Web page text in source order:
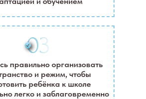
правильно организовать
и режим, чтобы
ребёнка к школе
легко и заблаговременно